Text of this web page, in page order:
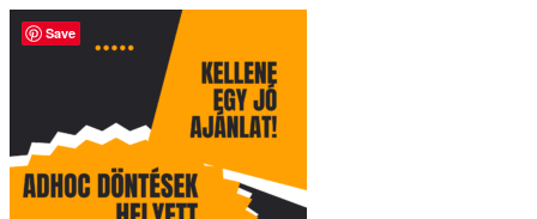
Kilépés
Save